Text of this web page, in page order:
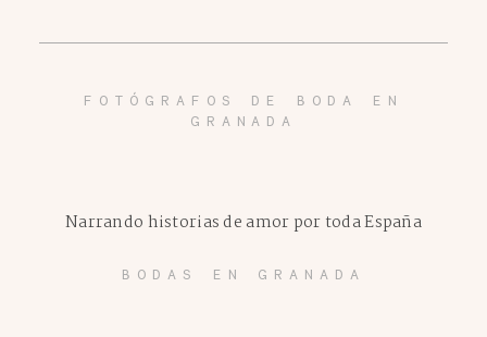
FOTÓGRAFOS DE BODA EN
GRANADA
BODAS EN GRANADA
Narrando historias de amor por toda España